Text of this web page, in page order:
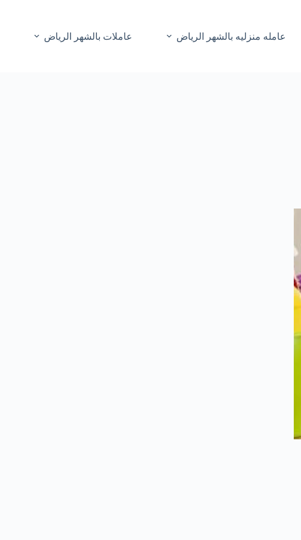
عامله منزليه بالشهر الرياض عاملات بالشهر الرياض